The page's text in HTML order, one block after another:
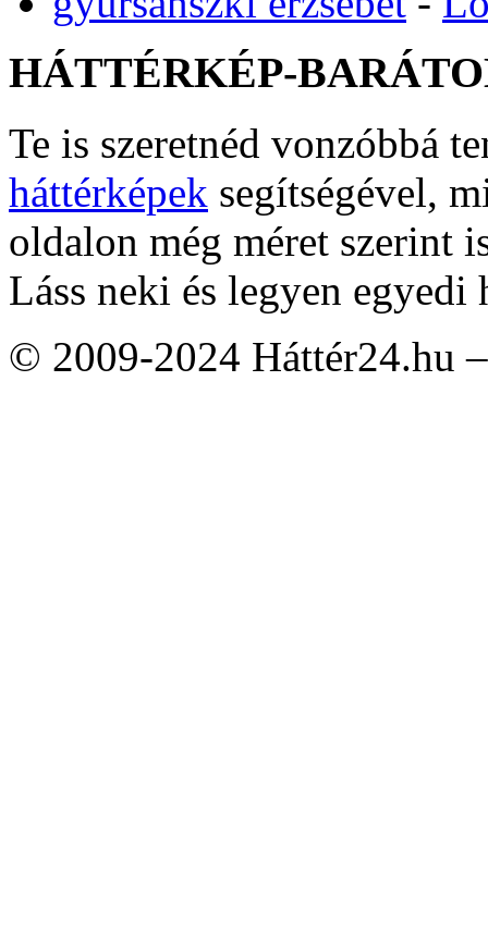
HÁTTÉRKÉP-
Te is szeretnéd vonzóbbá
háttérképek segítségével,
oldalon még méret szerint
Láss neki és legyen egyedi
© 2009-2024 Háttér24.hu